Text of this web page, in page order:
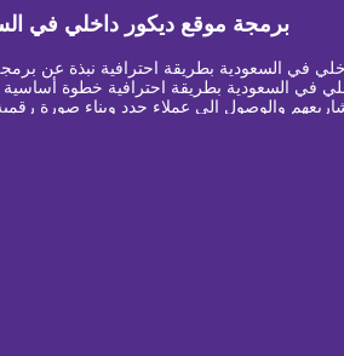
برمجة موقع ديكور داخلي في
في السعودية بطريقة احترافية نبذة عن
في السعودية بطريقة احترافية خطوة
والوصول إلى عملاء جدد وبناء صورة